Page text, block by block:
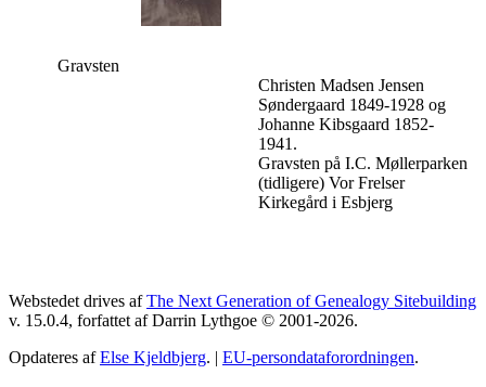
Gravsten
Christen Madsen Jensen
Søndergaard 1849-1928 og
Johanne Kibsgaard 1852-
1941.
Gravsten på I.C. Møllerparken
(tidligere) Vor Frelser
Kirkegård i Esbjerg
Webstedet drives afThe Next Generation of Genealogy Sitebuilding
v. 15.0.4, forfattet af Darrin Lythgoe © 2001-2026.
Opdateres afElse Kjeldbjerg. | EU-persondataforordningen.